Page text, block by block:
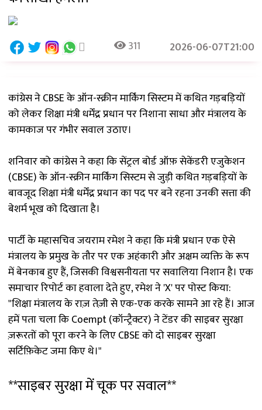
311 2026-06-07T21:00
कांग्रेस ने CBSE के ऑन-स्क्रीन मार्किंग सिस्टम में कथित गड़बड़ियों
को लेकर शिक्षा मंत्री धर्मेंद्र प्रधान पर निशाना साधा और मंत्रालय के
कामकाज पर गंभीर सवाल उठाए।
शनिवार को कांग्रेस ने कहा कि सेंट्रल बोर्ड ऑफ़ सेकेंडरी एजुकेशन
(CBSE) के ऑन-स्क्रीन मार्किंग सिस्टम से जुड़ी कथित गड़बड़ियों के
बावजूद शिक्षा मंत्री धर्मेंद्र प्रधान का पद पर बने रहना उनकी सत्ता की
बेशर्म भूख को दिखाता है।
पार्टी के महासचिव जयराम रमेश ने कहा कि मंत्री प्रधान एक ऐसे
मंत्रालय के प्रमुख के तौर पर एक अहंकारी और अक्षम व्यक्ति के रूप
में बेनकाब हुए हैं, जिसकी विश्वसनीयता पर सवालिया निशान है। एक
समाचार रिपोर्ट का हवाला देते हुए, रमेश ने 'X' पर पोस्ट किया:
"शिक्षा मंत्रालय के राज़ तेज़ी से एक-एक करके सामने आ रहे हैं। आज
हमें पता चला कि Coempt (कॉन्ट्रैक्टर) ने टेंडर की साइबर सुरक्षा
ज़रूरतों को पूरा करने के लिए CBSE को दो साइबर सुरक्षा
सर्टिफ़िकेट जमा किए थे।"
**साइबर सुरक्षा में चूक पर सवाल**